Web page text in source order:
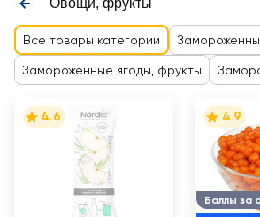
Овощи, фрукты
Все товары категории
Замороженные ягоды, фрукты
4.6
Баллы за
4.9